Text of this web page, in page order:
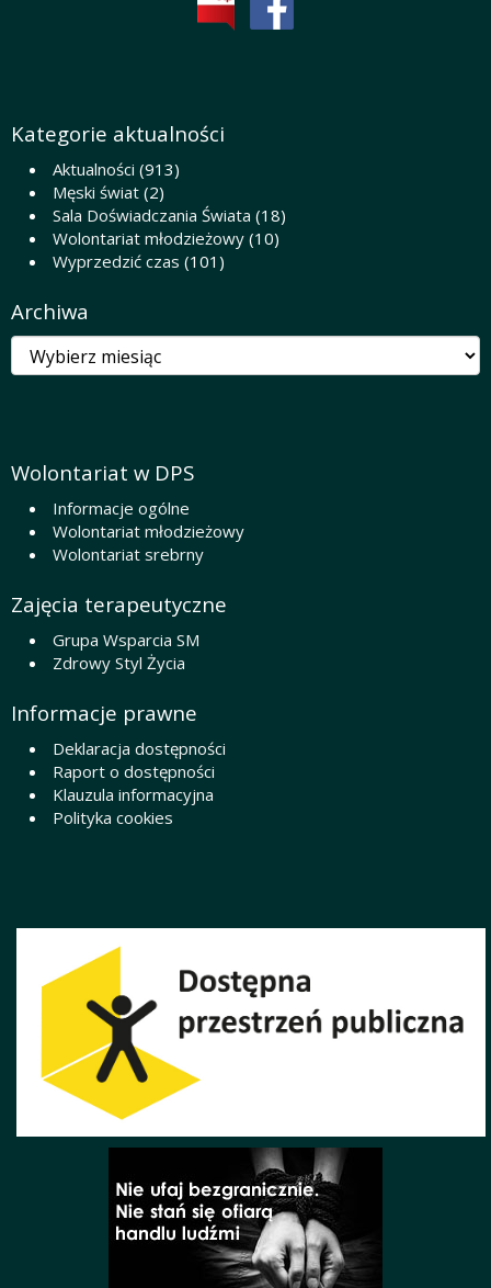
Kategorie aktualności
Aktualności (913)
Męski świat (2)
Sala Doświadczania Świata (18)
Wolontariat młodzieżowy (10)
Wyprzedzić czas (101)
Archiwa
Archiwa
Wolontariat w DPS
Informacje ogólne
Wolontariat młodzieżowy
Wolontariat srebrny
Zajęcia terapeutyczne
Grupa Wsparcia SM
Zdrowy Styl Życia
Informacje prawne
Deklaracja dostępności
Raport o dostępności
Klauzula informacyjna
Polityka cookies